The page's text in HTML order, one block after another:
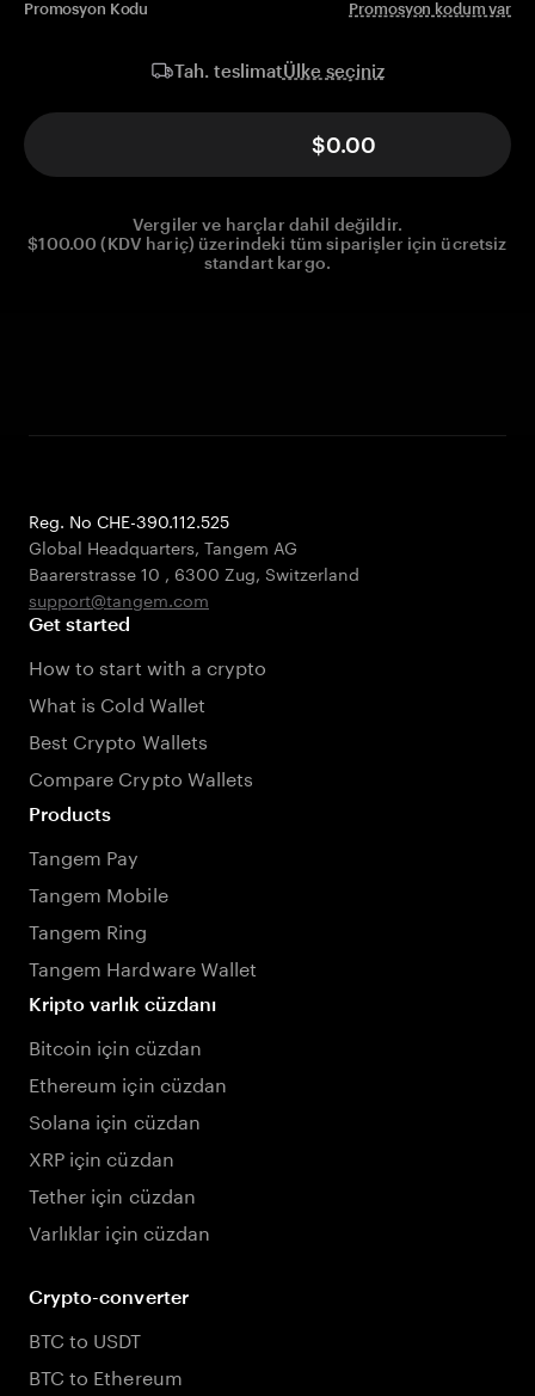
Promosyon Kodu Promosyon kodum var
Tah. teslimatÜlke seçiniz
$0.00
Vergiler ve harçlar dahil değildir.
$100.00 (KDV hariç) üzerindeki tüm siparişler için ücretsiz
standart kargo.
Reg. No CHE-390.112.525
Global Headquarters, Tangem AG
Baarerstrasse 10 , 6300 Zug, Switzerland
support@tangem.com
Get started
How to start with a crypto
What is Cold Wallet
Best Crypto Wallets
Compare Crypto Wallets
Products
Tangem Pay
Tangem Mobile
Tangem Ring
Tangem Hardware Wallet
Kripto varlık cüzdanı
Bitcoin için cüzdan
Ethereum için cüzdan
Solana için cüzdan
XRP için cüzdan
Tether için cüzdan
Varlıklar için cüzdan
Crypto-converter
BTC to USDT
BTC to Ethereum